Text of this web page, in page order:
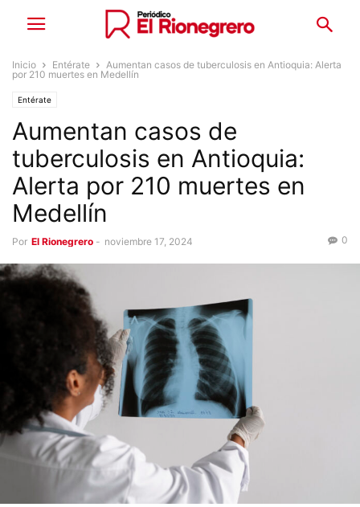
Inicio Entérate
Aumentan casos de tuberculosis en Antioquia: Alerta
por 210 muertes en Medellín
Entérate
Aumentan casos de
tuberculosis en Antioquia:
Alerta por 210 muertes en
Medellín
Por El Rionegrero - noviembre 17, 2024 0